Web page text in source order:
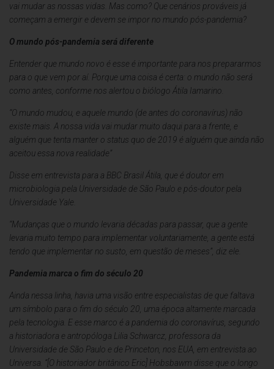
vai mudar as nossas vidas. Mas como? Que cenários prováveis já
começam a emergir e devem se impor no mundo pós-pandemia?
O mundo pós-pandemia será diferente
Entender que mundo novo é esse é importante para nos prepararmos
para o que vem por aí. Porque uma coisa é certa: o mundo não será
como antes, conforme nos alertou o biólogo Átila Iamarino.
“O mundo mudou, e aquele mundo (de antes do coronavírus) não
existe mais. A nossa vida vai mudar muito daqui para a frente, e
alguém que tenta manter o status quo de 2019 é alguém que ainda não
aceitou essa nova realidade”
Disse em entrevista para a BBC Brasil Átila, que é doutor em
microbiologia pela Universidade de São Paulo e pós-doutor pela
Universidade Yale.
“Mudanças que o mundo levaria décadas para passar, que a gente
levaria muito tempo para implementar voluntariamente, a gente está
tendo que implementar no susto, em questão de meses”, diz ele.
Pandemia marca o fim do século 20
Ainda nessa linha, havia uma visão entre especialistas de que faltava
um símbolo para o fim do século 20, uma época altamente marcada
pela tecnologia. E esse marco é a pandemia do coronavírus, segundo
a historiadora e antropóloga Lilia Schwarcz, professora da
Universidade de São Paulo e de Princeton, nos EUA, em entrevista ao
Universa. “[O historiador britânico Eric] Hobsbawm disse que o longo